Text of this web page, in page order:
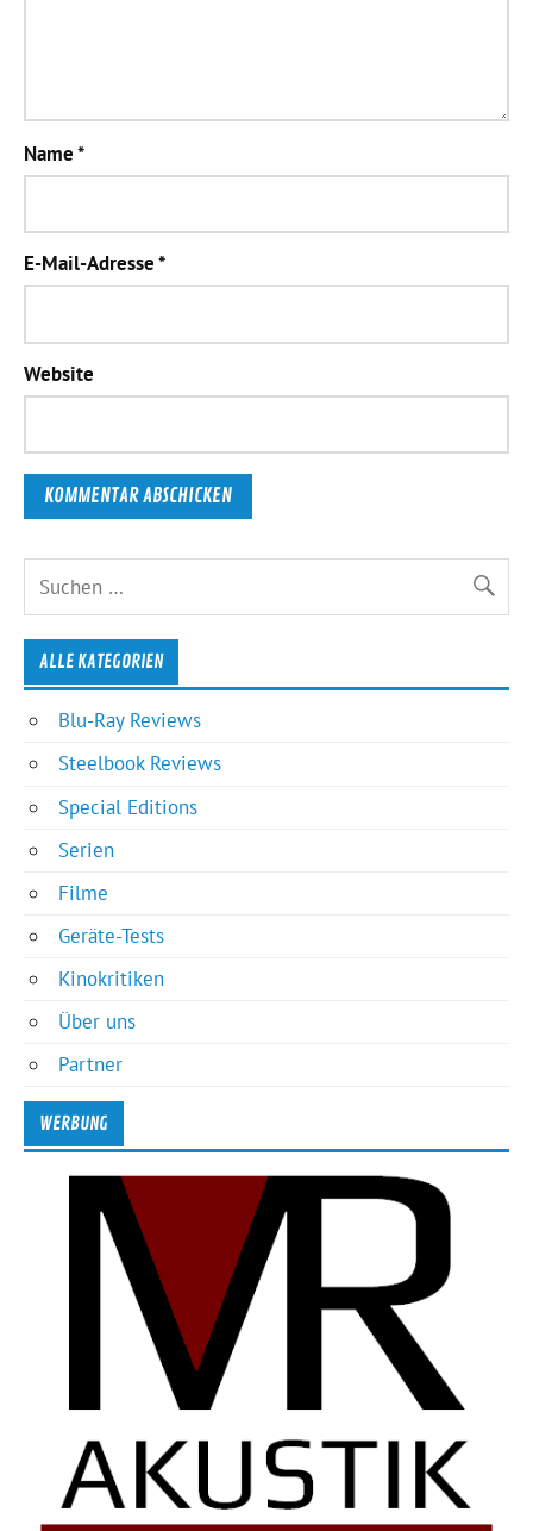
Name*
E-Mail-Adresse*
Website
ALLE KATEGORIEN
Blu-Ray Reviews
Steelbook Reviews
Special Editions
Serien
Filme
Geräte-Tests
Kinokritiken
Über uns
Partner
WERBUNG